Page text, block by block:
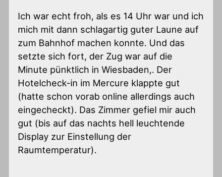
Ich war echt froh, als es 14 Uhr war und ich
mich mit dann schlagartig guter Laune auf
zum Bahnhof machen konnte. Und das
setzte sich fort, der Zug war auf die
Minute pünktlich in Wiesbaden,. Der
Hotelcheck-in im Mercure klappte gut
(hatte schon vorab online allerdings auch
eingecheckt). Das Zimmer gefiel mir auch
gut (bis auf das nachts hell leuchtende
Display zur Einstellung der
Raumtemperatur).